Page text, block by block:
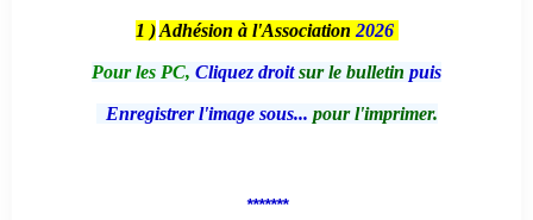
1 ) Adhésion à l'Association 2026
Pour les PC, Cliquez droitsur le bulletin puis
Enregistrer l'image sous... pour l'imprimer.
*******